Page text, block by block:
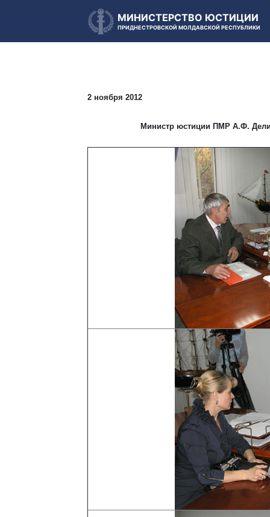
МИНИСТЕРСТВО ЮСТИЦИИ
ПРИДНЕСТРОВСКОЙ МОЛДАВСКОЙ РЕСПУБЛИКИ
2 ноября 2012
Министр юстиции ПМР А.Ф.